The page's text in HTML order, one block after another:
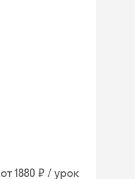
от 1880 ₽ / урок